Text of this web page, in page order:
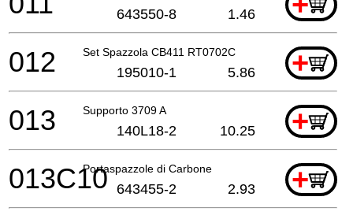
643550-8 1.46
Set Spazzola CB411 RT0702C +
012 195010-1 5.86
Supporto 3709 A +
013 140L18-2 10.25
Portaspazzole di Carbone +
013C10 643455-2 2.93